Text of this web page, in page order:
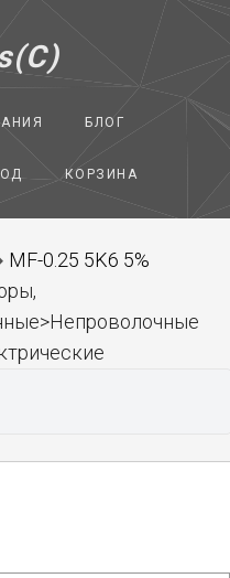
БЛОГ
КОРЗИНА
MF-0.25 5K6 5%